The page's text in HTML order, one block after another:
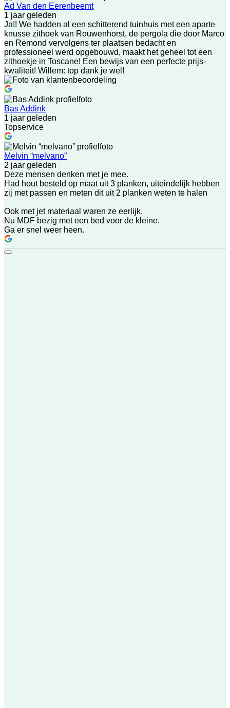
Ad Van den Eerenbeemt
1 jaar geleden
Ja!! We hadden al een schitterend tuinhuis met een aparte
knusse zithoek van Rouwenhorst, de pergola die door Marco
en Remond vervolgens ter plaatsen bedacht en
professioneel werd opgebouwd, maakt het geheel tot een
zithoekje in Toscane! Een bewijs van een perfecte prijs-
kwaliteit! Willem: top dank je wel!
Bas Addink
1 jaar geleden
Topservice
Melvin “melvano”
2 jaar geleden
Deze mensen denken met je mee.
Had hout besteld op maat uit 3 planken, uiteindelijk hebben
zij met passen en meten dit uit 2 planken weten te halen
Ook met jet materiaal waren ze eerlijk.
Nu MDF bezig met een bed voor de kleine.
Ga er snel weer heen.